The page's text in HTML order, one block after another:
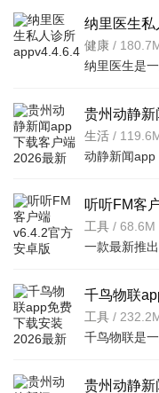
纳里医生
健康 /
贵州动静
版v8.6.2官
生活 /
听听FM客
工具 / 68.6M
千鸟物联
本v7.0.0手
工具 /
贵州动静